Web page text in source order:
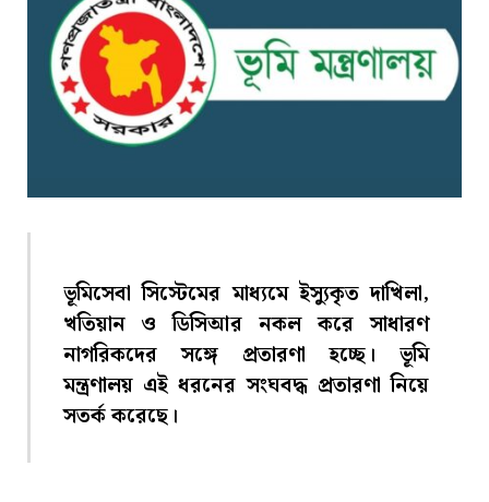
ভূমিসেবা সিস্টেমের মাধ্যমে ইস্যুকৃত দাখিলা,
খতিয়ান ও ডিসিআর নকল করে সাধারণ
নাগরিকদের সঙ্গে প্রতারণা হচ্ছে। ভূমি
মন্ত্রণালয় এই ধরনের সংঘবদ্ধ প্রতারণা নিয়ে
সতর্ক করেছে।